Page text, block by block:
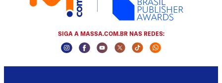
SIGA A MASSA.COM.BR NAS REDES:
Instagram Social Media
Facebook Social Media
Youtube Social Media
Twitter Social Media
Tiktok Social Media
Whatsapp